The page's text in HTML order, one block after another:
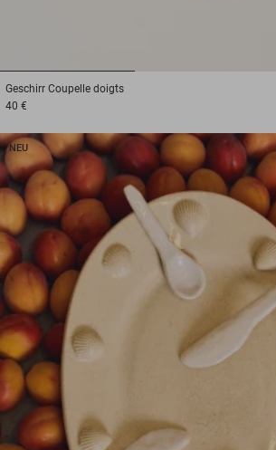
Geschirr Coupelle doigts
40 €
NEU